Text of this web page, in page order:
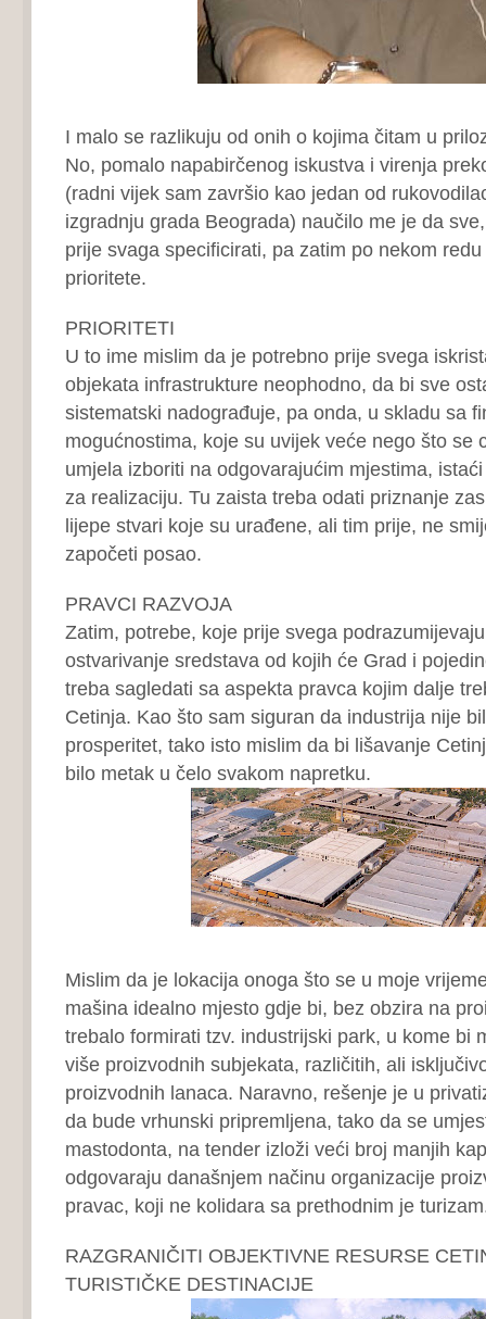
I malo se razlikuju od onih o kojima čitam u
No, pomalo napabirčenog iskustva i virenja
(radni vijek sam završio kao jedan od
izgradnju grada Beograda) naučilo me je da
prije svaga specificirati, pa zatim po nekom
prioritete.
PRIORITETI
U to ime mislim da je potrebno prije svega
objekata infrastrukture neophodno, da bi sve
sistematski nadograđuje, pa onda, u skladu sa
mogućnostima, koje su uvijek veće nego što se
umjela izboriti na odgovarajućim mjestima,
za realizaciju. Tu zaista treba odati priznanje
lijepe stvari koje su urađene, ali tim prije, ne
započeti posao.
PRAVCI RAZVOJA
Zatim, potrebe, koje prije svega
ostvarivanje sredstava od kojih će Grad i
treba sagledati sa aspekta pravca kojim dalje
Cetinja. Kao što sam siguran da industrija nije
prosperitet, tako isto mislim da bi lišavanje
bilo metak u čelo svakom napretku.
Mislim da je lokacija onoga što se u moje
mašina idealno mjesto gdje bi, bez obzira na
trebalo formirati tzv. industrijski park, u kome bi
više proizvodnih subjekata, različitih, ali
proizvodnih lanaca. Naravno, rešenje je u
da bude vrhunski pripremljena, tako da se
mastodonta, na tender izloži veći broj manjih
odgovaraju današnjem načinu organizacije
pravac, koji ne kolidara sa prethodnim je
RAZGRANIČITI OBJEKTIVNE RESURSE
TURISTIČKE DESTINACIJE